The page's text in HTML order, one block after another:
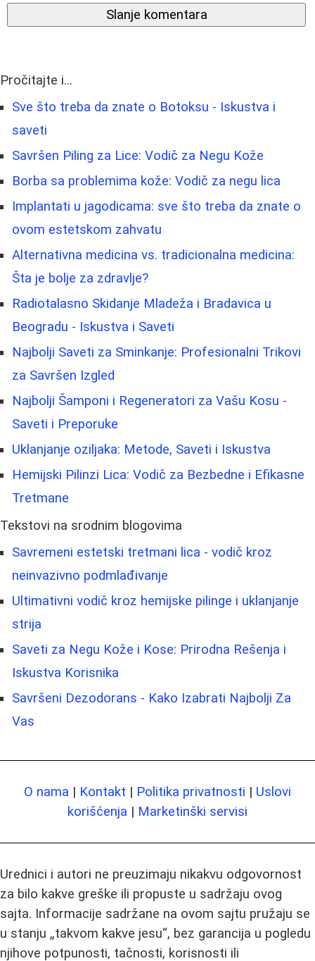
Slanje komentara
Pročitajte i...
Sve što treba da znate o Botoksu - Iskustva i
saveti
Savršen Piling za Lice: Vodič za Negu Kože
Borba sa problemima kože: Vodič za negu lica
Implantati u jagodicama: sve što treba da znate o
ovom estetskom zahvatu
Alternativna medicina vs. tradicionalna medicina:
Šta je bolje za zdravlje?
Radiotalasno Skidanje Mladeža i Bradavica u
Beogradu - Iskustva i Saveti
Najbolji Saveti za Sminkanje: Profesionalni Trikovi
za Savršen Izgled
Najbolji Šamponi i Regeneratori za Vašu Kosu -
Saveti i Preporuke
Uklanjanje oziljaka: Metode, Saveti i Iskustva
Hemijski Pilinzi Lica: Vodič za Bezbedne i Efikasne
Tretmane
Tekstovi na srodnim blogovima
Savremeni estetski tretmani lica - vodič kroz
neinvazivno podmlađivanje
Ultimativni vodič kroz hemijske pilinge i uklanjanje
strija
Saveti za Negu Kože i Kose: Prirodna Rešenja i
Iskustva Korisnika
Savršeni Dezodorans - Kako Izabrati Najbolji Za
Vas
O nama | Kontakt | Politika privatnosti | Uslovi
korišćenja | Marketinški servisi
Urednici i autori ne preuzimaju nikakvu odgovornost
za bilo kakve greške ili propuste u sadržaju ovog
sajta. Informacije sadržane na ovom sajtu pružaju se
u stanju „takvom kakve jesu“, bez garancija u pogledu
njihove potpunosti, tačnosti, korisnosti ili